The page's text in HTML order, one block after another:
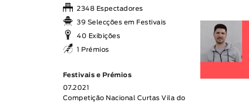
2348 Espectadores
39 Selecções em Festivais
40 Exibições
1 Prémios
Festivais e Prémios
07.2021
Competição Nacional Curtas Vila do